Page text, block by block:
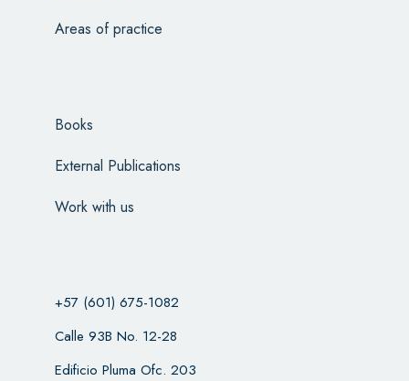
Areas of practice
Books
External Publications
Work with us
+57 (601) 675-1082
Calle 93B No. 12-28
Edificio Pluma Ofc. 203